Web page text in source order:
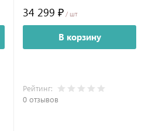
34 299 ₽ / шт
В корзину
Рейтинг:
0 отзывов